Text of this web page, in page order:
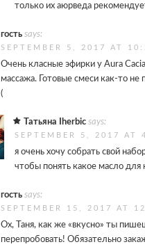
только их аюрведа
гость says:
SEPTEMBER 5, 2017 AT
Очень класные эфирки у Aura
массажа. Готовые смеси как-то не
(
Татьяна Iherbic says:
SEPTEMBER 5, 2017 AT
я очень хочу собрать свой
чтобы понять какое масло для
гость says:
SEPTEMBER 15, 2017 AT
Ох, Таня, как же «вкусно» ты
перепробовать! Обязательно